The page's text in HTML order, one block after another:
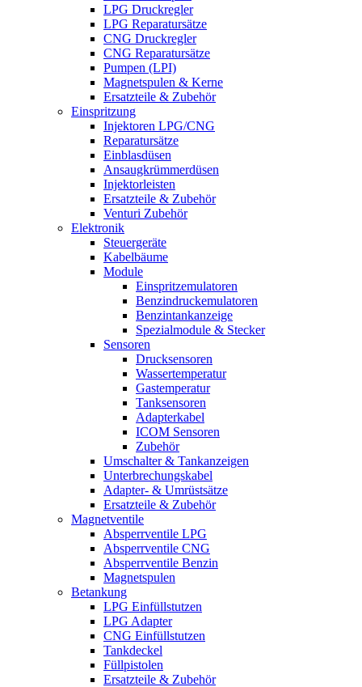
LPG Druckregler
LPG Reparatursätze
CNG Druckregler
CNG Reparatursätze
Pumpen (LPI)
Magnetspulen & Kerne
Ersatzteile & Zubehör
Einspritzung
Injektoren LPG/CNG
Reparatursätze
Einblasdüsen
Ansaugkrümmerdüsen
Injektorleisten
Ersatzteile & Zubehör
Venturi Zubehör
Elektronik
Steuergeräte
Kabelbäume
Module
Einspritzemulatoren
Benzindruckemulatoren
Benzintankanzeige
Spezialmodule & Stecker
Sensoren
Drucksensoren
Wassertemperatur
Gastemperatur
Tanksensoren
Adapterkabel
ICOM Sensoren
Zubehör
Umschalter & Tankanzeigen
Unterbrechungskabel
Adapter- & Umrüstsätze
Ersatzteile & Zubehör
Magnetventile
Absperrventile LPG
Absperrventile CNG
Absperrventile Benzin
Magnetspulen
Betankung
LPG Einfüllstutzen
LPG Adapter
CNG Einfüllstutzen
Tankdeckel
Füllpistolen
Ersatzteile & Zubehör